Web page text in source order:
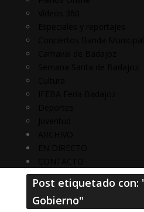
Post etiquetado con:
Gobierno"